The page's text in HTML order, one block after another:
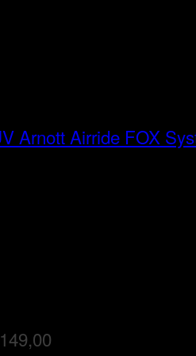
Arnott Airride FOX
149,00